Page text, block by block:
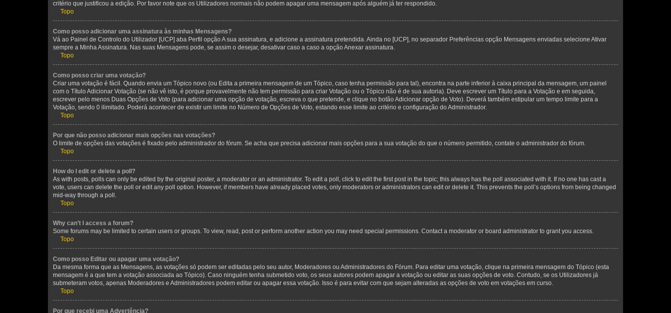
critério que justificou a edição. Por favor note que os Utilizadores normais não podem apagar uma mensagem após alguém já ter respondido.
Topo
Como posso adicionar uma assinatura às minhas Mensagens?
Vá ao Painel de Controlo do Utilizador [UCP] aba Perfil opção A sua assinatura, e adicione a assinatura pretendida. Ainda no [UCP], no separador Preferências opção Mensagens enviadas selecione Ativar
sempre a Minha Assinatura. Nas suas Mensagens pode, se assim o desejar, desativar caso a caso a opção Anexar assinatura.
Topo
Como posso criar uma votação?
Criar uma votação é fácil. Quando envia um Tópico novo (ou Edita a primeira mensagem de um Tópico, caso tenha permissão para tal), encontra na parte inferior à caixa principal da mensagem, um painel
com o Título Adicionar Votação (se não vê isto, é porque provavelmente não tem permissão para criar Votação ou o Tópico não é de sua autoria). Deve escrever um Título para a Votação e em seguida,
escrever pelo menos Duas Opções de Voto (para adicionar uma opção de votação, escreva o que pretende, e clique no botão Adicionar opção de Voto). Deverá também estipular um tempo limite para a
Votação, sendo 0 ilimitado. Poderá acontecer de existir um limite no Número de Opções de Voto, estando esse limite ao critério e configuração do Administrador.
Topo
Por que não posso adicionar mais opções nas votações?
O limite de opções das votações é fixado pelo administrador do fórum. Se acha que precisa adicionar mais opções para a sua votação do que o número permitido, contate o administrador do fórum.
Topo
How do I edit or delete a poll?
As with posts, polls can only be edited by the original poster, a moderator or an administrator. To edit a poll, click to edit the first post in the topic; this always has the poll associated with it. If no one has cast a
vote, users can delete the poll or edit any poll option. However, if members have already placed votes, only moderators or administrators can edit or delete it. This prevents the poll’s options from being changed
mid-way through a poll.
Topo
Why can’t I access a forum?
Some forums may be limited to certain users or groups. To view, read, post or perform another action you may need special permissions. Contact a moderator or board administrator to grant you access.
Topo
Como posso Editar ou apagar uma votação?
Da mesma forma que as Mensagens, as votações só podem ser editadas pelo seu autor, Moderadores ou Administradores do Fórum. Para editar uma votação, clique na primeira mensagem do Tópico (esta
mensagem é a que tem a votação associada ao Tópico). Caso ninguém tenha submetido voto, os seus autores podem apagar a votação ou editar as suas opções de voto. Contudo, se os Utilizadores já
submeteram votos, apenas Moderadores e Administradores podem editar ou apagar essa votação. Isso é para evitar com que sejam alteradas as opções de voto em votações em curso.
Topo
Por que recebi uma Advertência?